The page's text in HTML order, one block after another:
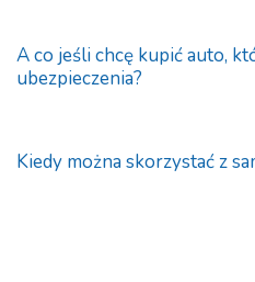
A co jeśli chcę kupić auto,
ubezpieczenia?
Kiedy można skorzystać z